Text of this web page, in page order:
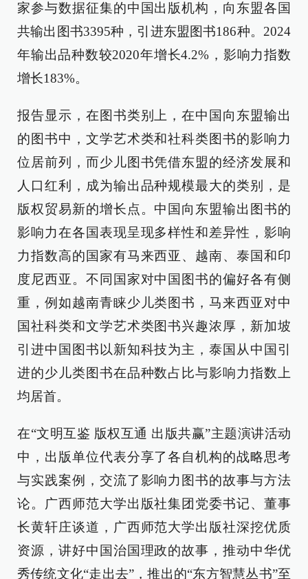
家参与数据征集的中国出版机构，向东盟各国
共输出图书3395种，引进东盟图书186种。2024
年输出品种数较2020年增长4.2%，影响力指数
增长183%。
报告显示，在图书类别上，在中国向东盟输出
的图书中，文学艺术类和社科类图书的影响力
位居前列，而少儿图书凭借东盟的经济发展和
人口红利，成为输出品种规模最大的类别，是
版权贸易新的增长点。中国向东盟输出图书的
影响力在各国表现呈现多样性和差异性，影响
力指数高的国家有马来西亚、越南、泰国和印
度尼西亚。不同国家对中国图书的偏好各有侧
重，例如越南青睐少儿类图书，马来西亚对中
国社科类和文学艺术类图书兴趣浓厚，新加坡
引进中国图书以新知科技为主，泰国从中国引
进的少儿类图书在品种数占比与影响力指数上
均居首。
在“文明互鉴 版权互通 出版共赢”主题演讲活动
中，出版单位代表分享了各自机构的战略思考
与实践案例，交流了影响力图书的故事与方法
论。广西师范大学出版社集团党委书记、董事
长黄轩庄谈道，广西师范大学出版社深挖优质
资源，讲好中国治国理政的故事，推动中华优
秀传统文化“走出去”，推出的“东方智慧丛书”至